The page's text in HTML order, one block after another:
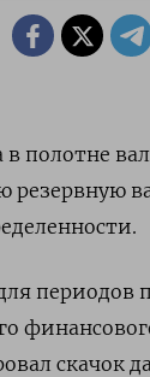
в полотне
резервную
периодов
скачок